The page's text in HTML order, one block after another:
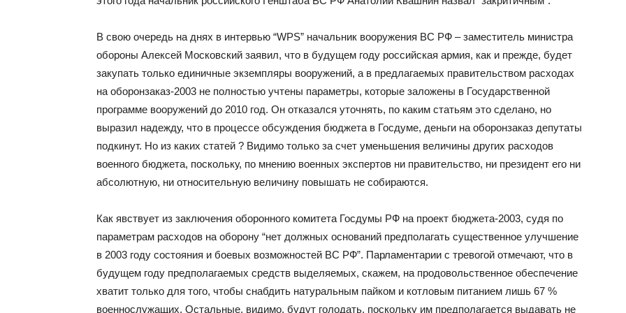
В свою очередь на днях в интервью “WPS” начальник вооружения ВС РФ – заместитель министра
обороны Алексей Московский заявил, что в будущем году российская армия, как и прежде, будет
закупать только единичные экземпляры вооружений, а в предлагаемых правительством расходах
на оборонзаказ-2003 не полностью учтены параметры, которые заложены в Государственной
программе вооружений до 2010 год. Он отказался уточнять, по каким статьям это сделано, но
выразил надежду, что в процессе обсуждения бюджета в Госдуме, деньги на оборонзаказ депутаты
подкинут. Но из каких статей ? Видимо только за счет уменьшения величины других расходов
военного бюджета, поскольку, по мнению военных экспертов ни правительство, ни президент его ни
абсолютную, ни относительную величину повышать не собираются.
Как явствует из заключения оборонного комитета Госдумы РФ на проект бюджета-2003, судя по
параметрам расходов на оборону “нет должных оснований предполагать существенное улучшение
в 2003 году состояния и боевых возможностей ВС РФ”. Парламентарии с тревогой отмечают, что в
будущем году предполагаемых средств выделяемых, скажем, на продовольственное обеспечение
хватит только для того, чтобы снабдить натуральным пайком и котловым питанием лишь 67 %
военнослужащих. Остальные, видимо, будут голодать, поскольку им предполагается выдавать не